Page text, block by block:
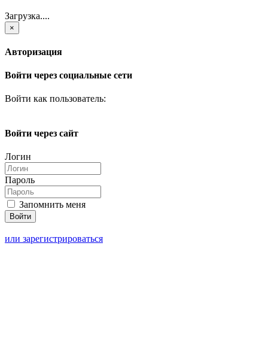
Загрузка....
×
Авторизация
Войти через социальные сети
Войти как пользователь:
Войти через сайт
Логин
Пароль
Запомнить меня
или зарегистрироваться